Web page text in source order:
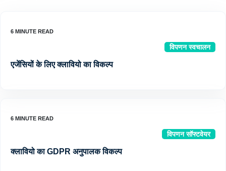
विपणन स्वचालन
एजेंसियों के लिए क्लावियो का विकल्प
विपणन सॉफ्टवेयर
क्लावियो का GDPR अनुपालक विकल्प